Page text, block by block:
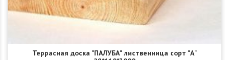
Террасная доска "ПАЛУБА" лиственница сорт "А"